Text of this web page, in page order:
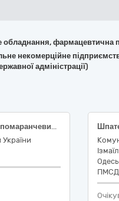
обладнання, фармацевтична
некомерційне
адміністрації)
Турнікет "САТ" тренувальний (помаранчевий або блакитний); Рукавички оглядові нітрилові нестерильні